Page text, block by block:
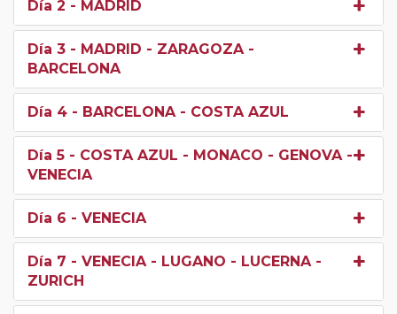
Día 2 - MADRID
Día 3 - MADRID - ZARAGOZA -
BARCELONA
Día 4 - BARCELONA - COSTA AZUL
Día 5 - COSTA AZUL - MONACO - GENOVA -
VENECIA
Día 6 - VENECIA
Día 7 - VENECIA - LUGANO - LUCERNA -
ZURICH